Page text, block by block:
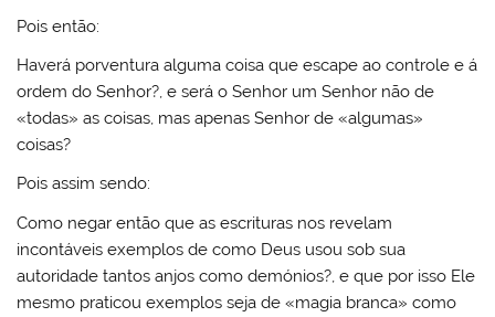
Pois então:
Haverá porventura alguma coisa que escape ao controle e á
ordem do Senhor?, e será o Senhor um Senhor não de
«todas» as coisas, mas apenas Senhor de «algumas»
coisas?
Pois assim sendo:
Como negar então que as escrituras nos revelam
incontáveis exemplos de como Deus usou sob sua
autoridade tantos anjos como demónios?, e que por isso Ele
mesmo praticou exemplos seja de «magia branca» como